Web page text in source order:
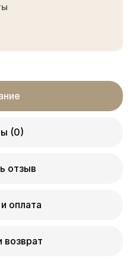
(0)
отзыв
оплата
возврат